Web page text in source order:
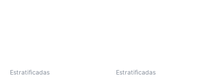
Estratificadas Estratificadas